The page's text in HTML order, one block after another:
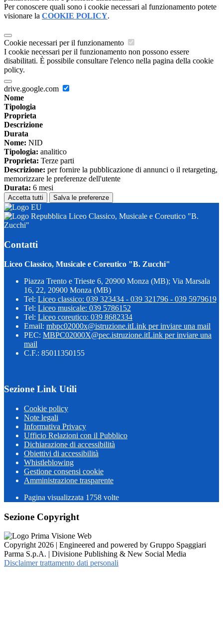
Per conoscere quali sono i cookie necessari al funzionamento potete
visionare la COOKIE POLICY.
Cookie necessari per il funzionamento
I cookie necessari per il funzionamento non possono essere
disabilitati. È possibile consultare l'elenco nella pagina della cookie
policy.
drive.google.com
Nome
Tipologia
Proprieta
Descrizione
Durata
Nome: NID
Tipologia: analitico
Proprieta: Terze parti
Descrizione: per fornire la pubblicazione di annunci o il retargeting,
memorizzare le preferenze dell'utente
Durata: 6 mesi
Accetta tutti Salva le preferenze
Liceo Classico, Musicale e Coreutico "B.
Zucchi"
Contatti
Liceo Classico, Musicale e Coreutico "B. Zucchi"
Piazza Trento e Trieste 6, 20900 Monza (MB); Via Marsala
16, 22, 20900 Monza (MB)
Tel: Liceo classico: 039 323434 - 039 321796 - 039 5979619
Tel: Liceo musicale: 039 5786152
Tel: Liceo coreutico: 039 8682334
Email: mbpc02000x@istruzione.itLink per inviare una mail
PEC: MBPC02000X@pec.istruzione.itLink per inviare una
mail
C.F.: 85011350155
Sezione Link Utili
Cookie policy
Note legali
Informativa Privacy
Ufficio Relazioni con il Pubblico
Dichiarazione di accessibilità
Obiettivi di accessibilità
Whistleblowing
Gestione consensi cookie
Amministrazione trasparente
Pagina visualizzata 1758 volte
Sezione Copyright
Copyright 2026 | Engineered and powered by Gruppo Spaggiari
Parma S.p.A. | Divisione Publishing & New Social Media
Disclaimer trattamento dati personali